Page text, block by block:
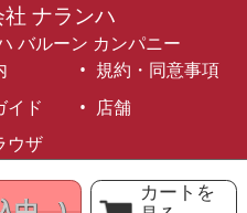
カートを
ナランハ
バルーン カンパニー
規約・同意事項
イド
店舗
ウザ
All Rights Reserved.